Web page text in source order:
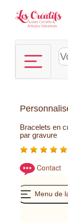
Bracelets en
par gravure
Contact
Menu de